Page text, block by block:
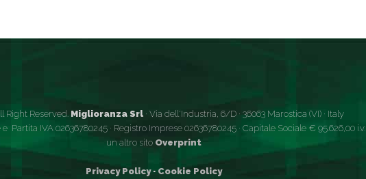
Right Reserved. Miglioranza Srl· Via dell'Industria, 6/D · 36063 Marostica (VI) · Italy
Partita IVA 02636780245 · Registro Imprese 02636780245 · Capitale Sociale € 95.626,00 i.v.
un altro sito Overprint
Privacy Policy · Cookie Policy